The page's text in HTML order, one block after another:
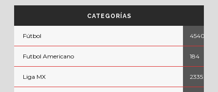
CATEGORÍAS
Fútbol 4540
Futbol Americano 184
Liga MX 2335